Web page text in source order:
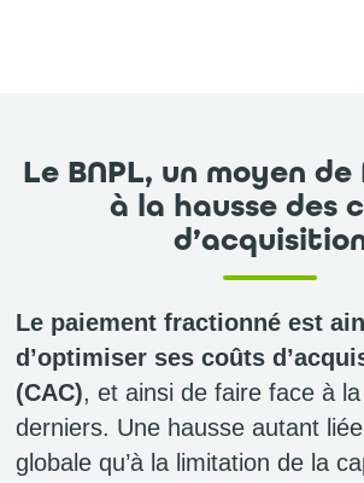
Le BNPL, un moyen
à la hausse des
Le paiement fractionné est
d’optimiser ses coûts
(CAC), et ainsi de faire face à
derniers. Une hausse autant liée
globale qu’à la limitation de la